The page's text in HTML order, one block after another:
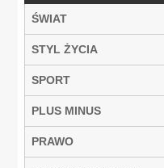
ŚWIAT
STYL ŻYCIA
SPORT
PLUS MINUS
PRAWO